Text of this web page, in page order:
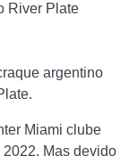
River Plate
argentino
Miami clube
Mas devido